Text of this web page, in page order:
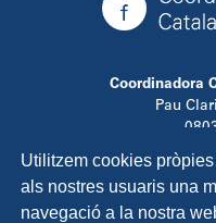
Utilitzem cookies
als nostres usuaris una
navegació a la nostra
Coordinadora
Pau
T.